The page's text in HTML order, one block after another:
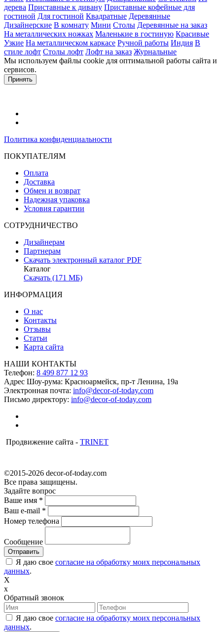
дерева Приставные к дивану Приставные кофейные для
гостиной Для гостиной Квадратные Деревянные
Дизайнерские В комнату Мини Столы Деревянные на заказ
На металлических ножках Маленькие в гостиную Красивые
Узкие На металлическом каркасе Ручной работы Индия В
стиле лофт Столы лофт Лофт на заказ Журнальные
Мы используем файлы cookie для оптимальной работы сайта и
сервисов.
Принять
Политика конфиденциальности
ПОКУПАТЕЛЯМ
Оплата
Доставка
Обмен и возврат
Надежная упаковка
Условия гарантии
СОТРУДНИЧЕСТВО
Дизайнерам
Партнерам
Скачать электронный каталог PDF
Каталог
Скачать (171 МБ)
ИНФОРМАЦИЯ
О нас
Контакты
Отзывы
Статьи
Карта сайта
НАШИ КОНТАКТЫ
Телефон: 8 499 877 12 93
Адрес Шоу-рума: Красноармейск, пр-т Ленина, 19а
Электронная почта: info@decor-of-today.com
Письмо директору: info@decor-of-today.com
Продвижение сайта - TRINET
©2015-2026 decor-of-today.com
Все права защищены.
Задайте вопрос
Ваше имя *
Ваш e-mail *
Номер телефона
Сообщение
Я даю свое согласие на обработку моих персональных
данных.
X
x
Обратный звонок
Я даю свое согласие на обработку моих персональных
данных.